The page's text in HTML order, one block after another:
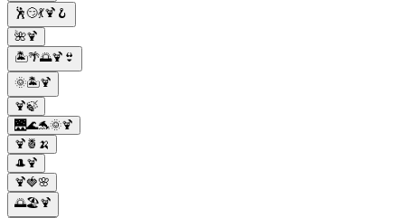
🕺😏💃🍹🪝
🌺🍹
🏝️🌴🌅🍹👙
🌞🏝️🍹
🍹🍃
🌉🌊🐬🌞🍹
🍹🍍🍌
🎩🍹
🍹🍓🌸
🌅🏖️🍹